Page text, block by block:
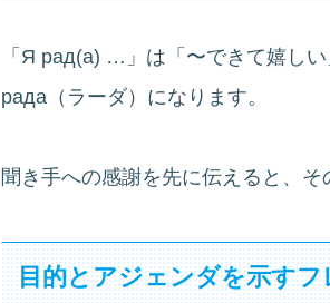
「Я рад(а) …」は「〜できて嬉し
рада（ラーダ）になります。
聞き手への感謝を先に伝えると、そ
目的とアジェンダを示すフ